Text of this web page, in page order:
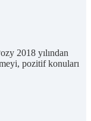
2018 yılından
pozitif konuları